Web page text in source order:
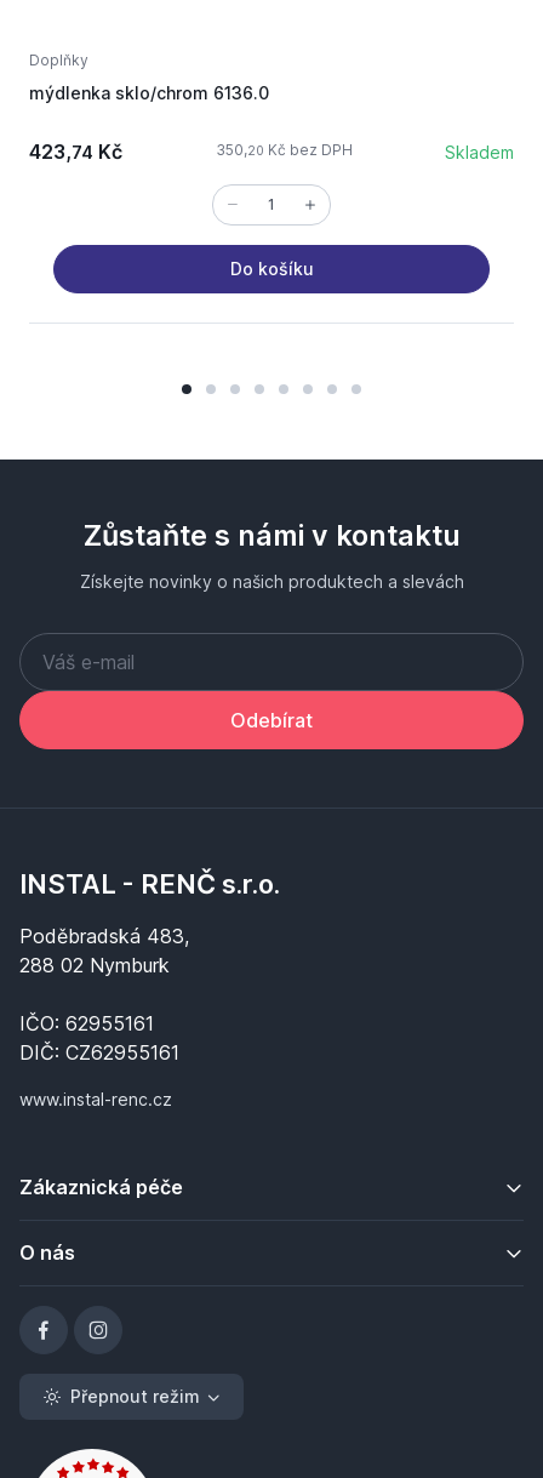
Doplňky
mýdlenka sklo/chrom 6136.0
423,74 Kč 350,20 Kč bez DPH Skladem
Do košíku
Zůstaňte s námi v kontaktu
Získejte novinky o našich produktech a slevách
Odebírat
INSTAL - RENČ s.r.o.
Poděbradská 483,
288 02 Nymburk
IČO: 62955161
DIČ: CZ62955161
www.instal-renc.cz
Zákaznická péče
O nás
Přepnout režim